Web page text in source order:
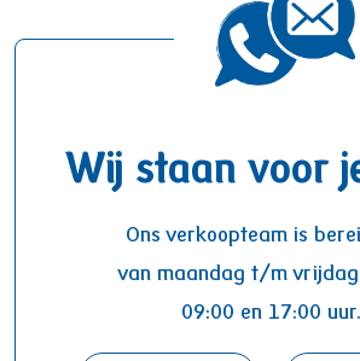
Wij staan voor
Ons verkoopteam is
van maandag t/m vrijdag
09:00 en 17:00 uur.